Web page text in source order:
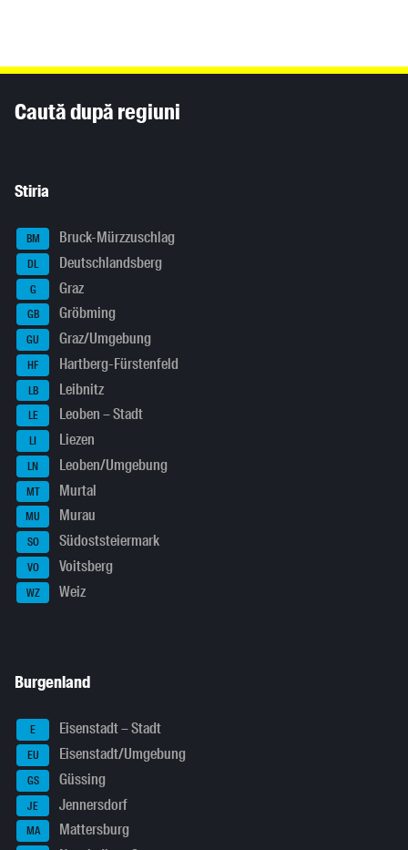
Caută după regiuni
Stiria
BM Bruck-Mürzzuschlag
DL Deutschlandsberg
G Graz
GB Gröbming
GU Graz/Umgebung
HF Hartberg-Fürstenfeld
LB Leibnitz
LE Leoben – Stadt
LI Liezen
LN Leoben/Umgebung
MT Murtal
MU Murau
SO Südoststeiermark
VO Voitsberg
WZ Weiz
Burgenland
E Eisenstadt – Stadt
EU Eisenstadt/Umgebung
GS Güssing
JE Jennersdorf
MA Mattersburg